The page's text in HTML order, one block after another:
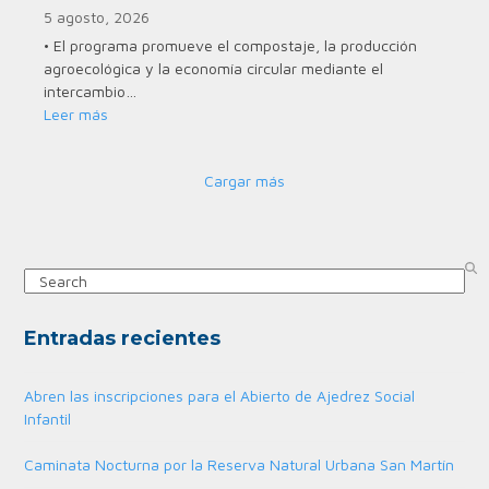
5 agosto, 2026
• El programa promueve el compostaje, la producción
agroecológica y la economía circular mediante el
intercambio…
Leer más
Cargar más
Search
Entradas recientes
Abren las inscripciones para el Abierto de Ajedrez Social
Infantil
Caminata Nocturna por la Reserva Natural Urbana San Martín